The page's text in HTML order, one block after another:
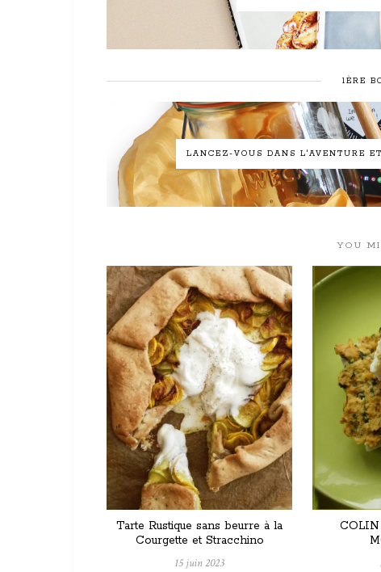
1ÈRE
LANCEZ-VOUS DANS L'AVENTURE
YOU
Tarte Rustique sans beurre à la
Courgette et Stracchino
15 juin 2023